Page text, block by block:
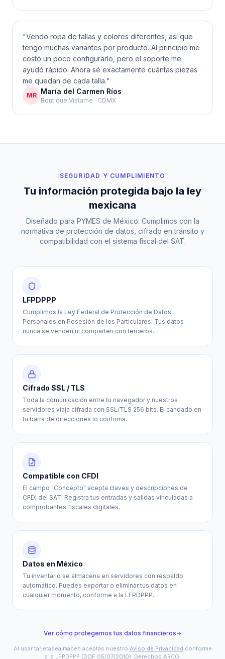
"Vendo ropa de tallas y colores diferentes, así que
tengo muchas variantes por producto. Al principio me
costó un poco configurarlo, pero el soporte me
ayudó rápido. Ahora sé exactamente cuántas piezas
me quedan de cada talla."
MR María del Carmen Ríos
Boutique Vistame · CDMX
SEGURIDAD Y CUMPLIMIENTO
Tu información protegida bajo la ley
mexicana
Diseñado para PYMES de México. Cumplimos con la
normativa de protección de datos, cifrado en tránsito y
compatibilidad con el sistema fiscal del SAT.
LFPDPPP
Cumplimos la Ley Federal de Protección de Datos
Personales en Posesión de los Particulares. Tus datos
nunca se venden ni comparten con terceros.
Cifrado SSL / TLS
Toda la comunicación entre tu navegador y nuestros
servidores viaja cifrada con SSL/TLS 256 bits. El candado en
tu barra de direcciones lo confirma.
Compatible con CFDI
El campo "Concepto" acepta claves y descripciones de
CFDI del SAT. Registra tus entradas y salidas vinculadas a
comprobantes fiscales digitales.
Datos en México
Tu inventario se almacena en servidores con respaldo
automático. Puedes exportar o eliminar tus datos en
cualquier momento, conforme a la LFPDPPP.
Ver cómo protegemos tus datos financieros
Al usar tarjetadealmacen aceptas nuestro Aviso de Privacidad conforme
a la LFPDPPP (DOF 05/07/2010). Derechos ARCO: